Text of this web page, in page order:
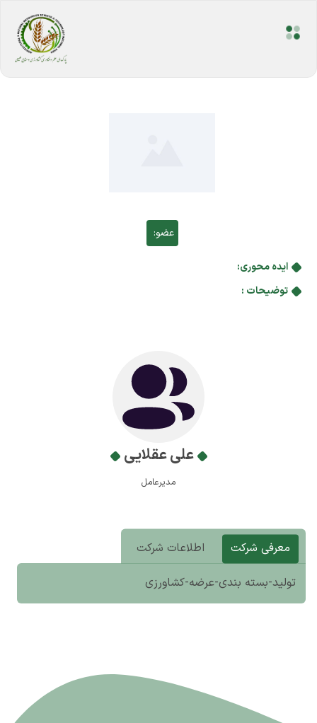
عضو:
ایده محوری:
توضیحات :
علی عقلایی
مدیرعامل
معرفی شرکت اطلاعات شرکت
تولید-بسته بندی-عرضه-کشاورزی